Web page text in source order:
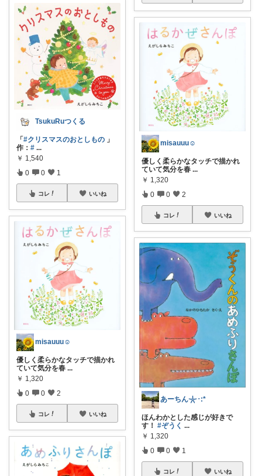
TsukuRuつくる
「 #クリスマスのおとしもの 」 ⁡
作： # ...
￥ 1,540
0 0 1
コレ いいね
misauuu☺︎
優しく柔らかなタッチで描かれ
ていて気分を春 ...
￥ 1,320
0 0 2
コレ いいね
misauuu☺︎
優しく柔らかなタッチで描かれ
ていて気分を春 ...
￥ 1,320
0 0 2
コレ いいね
あーちん𓇼･:*
ほんわかとした感じが好きで
す！ #ぞうく ...
￥ 1,320
0 0 1
コレ いいね